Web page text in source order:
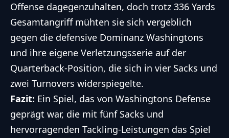
Offense dagegenzuhalten, doch trotz 336 Yards
Gesamtangriff mühten sie sich vergeblich
gegen die defensive Dominanz Washingtons
und ihre eigene Verletzungsserie auf der
Quarterback-Position, die sich in vier Sacks und
zwei Turnovers widerspiegelte.
Fazit: Ein Spiel, das von Washingtons Defense
geprägt war, die mit fünf Sacks und
hervorragenden Tackling-Leistungen das Spiel